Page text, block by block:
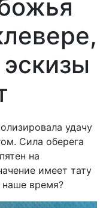
удачу
Сила оберега
на
имеет тату
время?